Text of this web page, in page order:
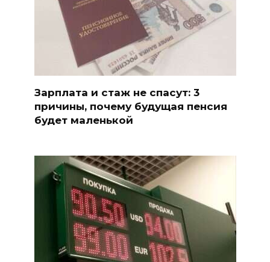
Зарплата и стаж не спасут: 3
причины, почему будущая пенсия
будет маленькой